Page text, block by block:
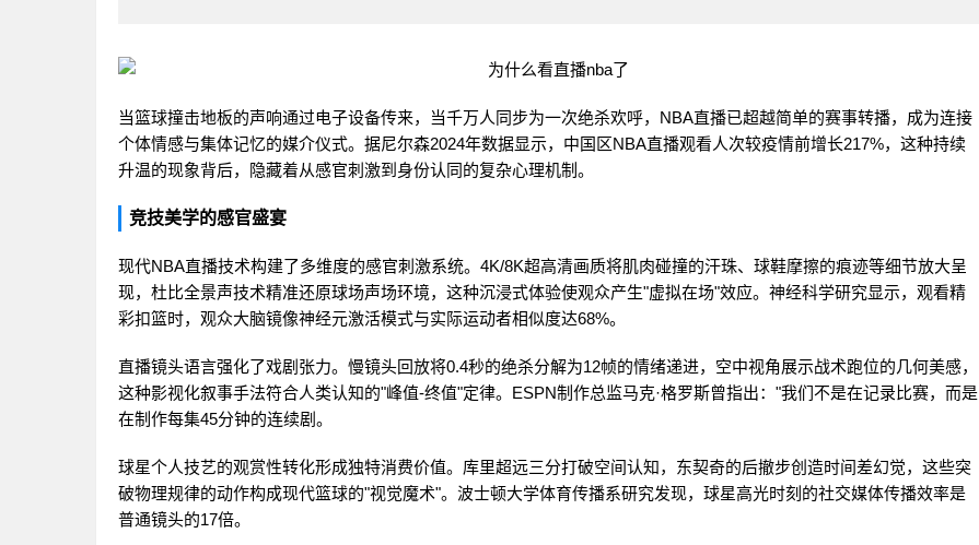
当篮球撞击地板的声响通过电子设备传来，当千万人同步为一次绝杀欢呼，NBA直播已超越简单的赛事转播，成为连接
个体情感与集体记忆的媒介仪式。据尼尔森2024年数据显示，中国区NBA直播观看人次较疫情前增长217%，这种持续
升温的现象背后，隐藏着从感官刺激到身份认同的复杂心理机制。
竞技美学的感官盛宴
现代NBA直播技术构建了多维度的感官刺激系统。4K/8K超高清画质将肌肉碰撞的汗珠、球鞋摩擦的痕迹等细节放大呈
现，杜比全景声技术精准还原球场声场环境，这种沉浸式体验使观众产生"虚拟在场"效应。神经科学研究显示，观看精
彩扣篮时，观众大脑镜像神经元激活模式与实际运动者相似度达68%。
直播镜头语言强化了戏剧张力。慢镜头回放将0.4秒的绝杀分解为12帧的情绪递进，空中视角展示战术跑位的几何美感，
这种影视化叙事手法符合人类认知的"峰值-终值"定律。ESPN制作总监马克·格罗斯曾指出："我们不是在记录比赛，而是
在制作每集45分钟的连续剧。
球星个人技艺的观赏性转化形成独特消费价值。库里超远三分打破空间认知，东契奇的后撤步创造时间差幻觉，这些突
破物理规律的动作构成现代篮球的"视觉魔术"。波士顿大学体育传播系研究发现，球星高光时刻的社交媒体传播效率是
普通镜头的17倍。